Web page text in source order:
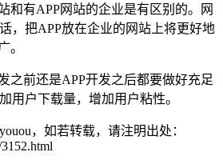
和有APP网站的企业是有区别的。网
，把APP放在企业的网站上将更好地
。
之前还是APP开发之后都要做好充足
用户下载量，增加用户粘性。
，如若转载，请注明出处：